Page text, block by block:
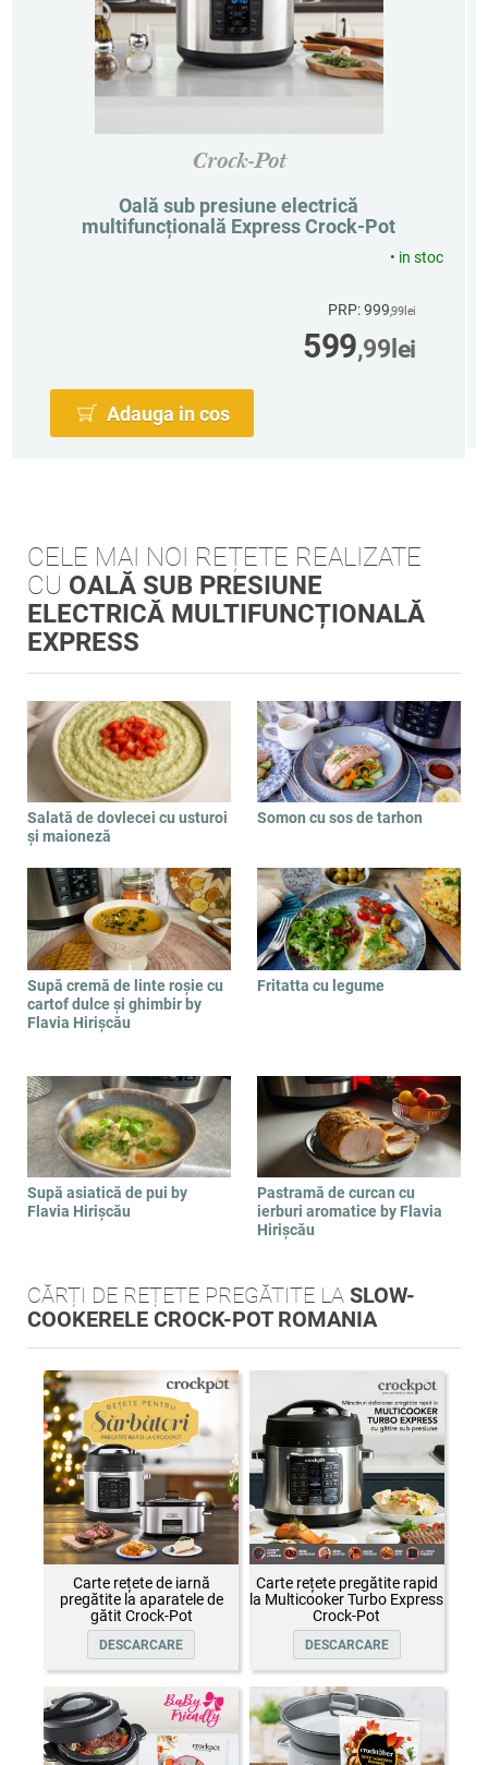
Crock-Pot
Oală sub presiune electrică
multifuncțională Express Crock-Pot
• in stoc
PRP: 999,99 lei
599,99 lei
Adauga in cos
CELE MAI NOI REȚETE REALIZATE
CU OALĂ SUB PRESIUNE
ELECTRICĂ MULTIFUNCȚIONALĂ
EXPRESS
Salată de dovlecei cu usturoi
și maioneză
Somon cu sos de tarhon
Supă cremă de linte roșie cu
cartof dulce și ghimbir by
Flavia Hirișcău
Fritatta cu legume
Supă asiatică de pui by
Flavia Hirișcău
Pastramă de curcan cu
ierburi aromatice by Flavia
Hirișcău
CĂRȚI DE REȚETE PREGĂTITE LASLOW-
COOKERELE CROCK-POT ROMANIA
Carte rețete de iarnă
pregătite la aparatele de
gătit Crock-Pot
DESCARCARE
Carte rețete pregătite rapid
la Multicooker Turbo Express
Crock-Pot
DESCARCARE